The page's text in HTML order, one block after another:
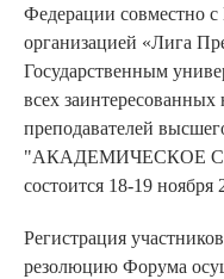
Федерации совместно
организацией «Лига
Государственным
всех
преподавателей
"АКАДЕМИЧЕСКОЕ
состоится 18-19
Регистрация
резолюцию Форума